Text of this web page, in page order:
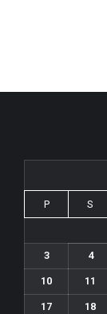
P S
3 4
10 11
17 18